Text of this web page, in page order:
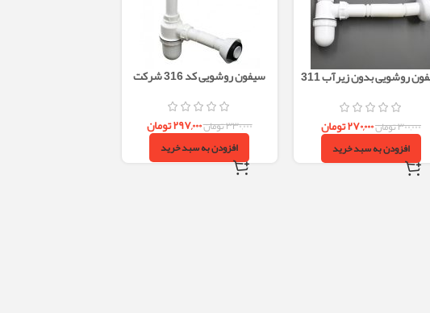
سیفون روشویی بدون زیرآب 311
۳۰۰,۰۰۰تومان۲۷۰,۰۰۰تومان
افزودن به سبد خرید
سیفون روشویی کد 316 شرکت
۳۳۰,۰۰۰تومان۲۹۷,۰۰۰تومان
افزودن به سبد خرید